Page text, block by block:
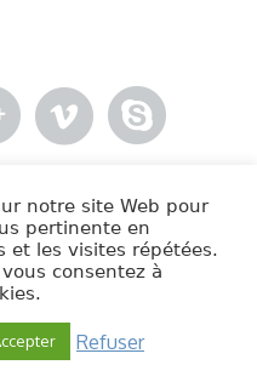
réservés.
notre site Web pour
pertinente en
et les visites répétées.
consentez à
Refuser